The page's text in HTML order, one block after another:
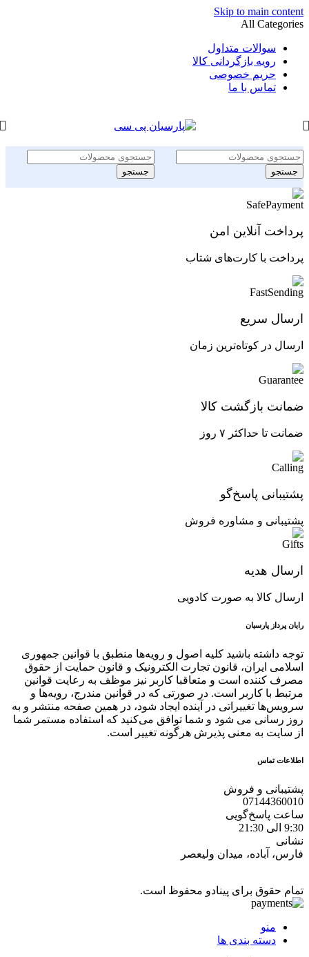
Skip to main content
All Categories
سوالات متداول
رویه بازگردانی کالا
حریم خصوصی
تماس با ما
جستجو جستجو
پرداخت آنلاین امن
پرداخت با کارت‌های شتاب
ارسال سریع
ارسال در کوتاه‌ترین زمان
ضمانت بازگشت کالا
ضمانت تا حداکثر ۷ روز
پشتیبانی پاسخ‌گو
پشتیبانی و مشاوره فروش
ارسال هدیه
ارسال کالا به صورت کادویی
رایان پرداز پارسیان
توجه داشته باشید کلیه اصول و رویه‏‌ها منطبق با قوانین جمهوری
اسلامی ایران، قانون تجارت الکترونیک و قانون حمایت از حقوق
مصرف کننده است و متعاقبا کاربر نیز موظف به رعایت قوانین
مرتبط با کاربر است. در صورتی که در قوانین مندرج، رویه‏‌ها و
سرویس‏‌ها تغییراتی در آینده ایجاد شود، در همین صفحه منتشر و به
روز رسانی می شود و شما توافق می‏‌کنید که استفاده مستمر شما
از سایت به معنی پذیرش هرگونه تغییر است.
اطلاعات تماس
پشتیبانی و فروش
07144360010
ساعت پاسخ‌گویی
9:30 الی 21:30
نشانی
فارس، آباده، میدان ولیعصر
تمام حقوق برای پینادو محفوظ است.
منو
دسته بندی ها